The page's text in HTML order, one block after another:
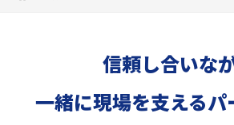
信頼し合いな
一緒に現場を支えるパ